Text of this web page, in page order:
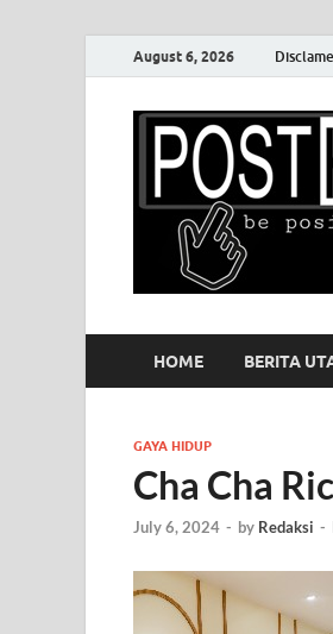
August 6, 2026
HOME BERITA
GAYA HIDUP
Cha Cha
July 6, 2024 - by Redaksi -